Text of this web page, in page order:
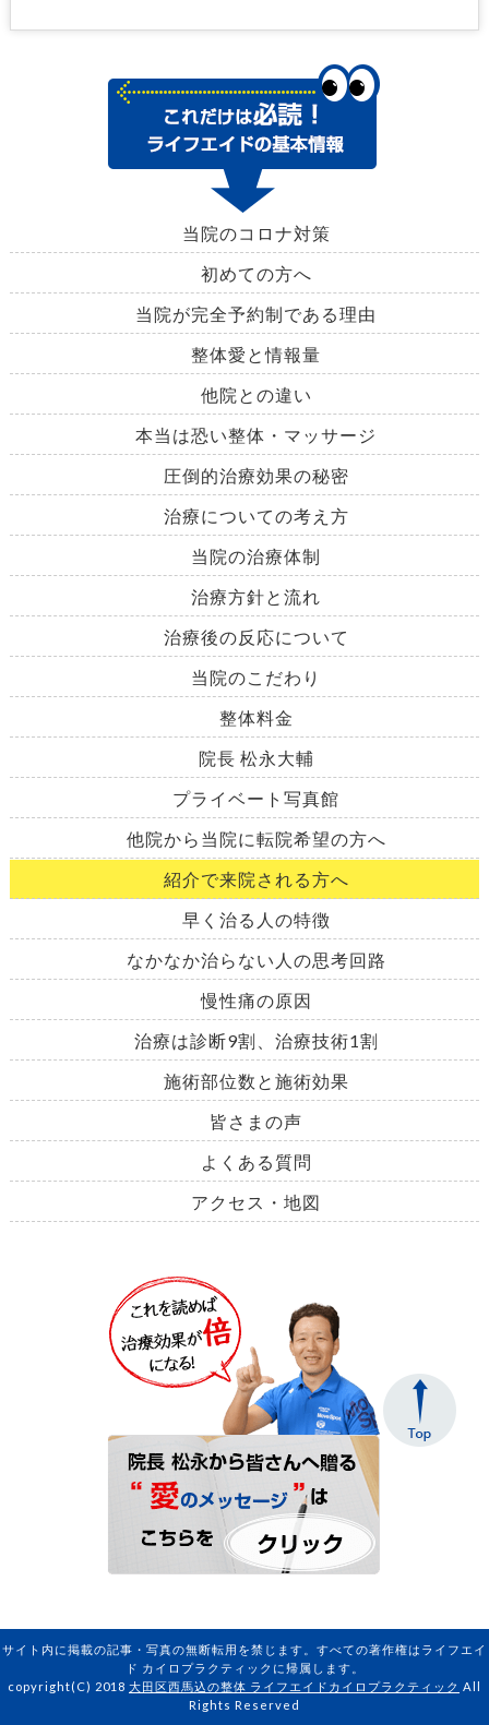
当院のコロナ対策
初めての方へ
当院が完全予約制である理由
整体愛と情報量
他院との違い
本当は恐い整体・マッサージ
圧倒的治療効果の秘密
治療についての考え方
当院の治療体制
治療方針と流れ
治療後の反応について
当院のこだわり
整体料金
院長 松永大輔
プライベート写真館
他院から当院に転院希望の方へ
紹介で来院される方へ
早く治る人の特徴
なかなか治らない人の思考回路
慢性痛の原因
治療は診断9割、治療技術1割
施術部位数と施術効果
皆さまの声
よくある質問
アクセス・地図
サイト内に掲載の記事・写真の無断転用を禁じます。すべての著作権はライフエイ
ド カイロプラクティックに帰属します。
copyright(C) 2018 大田区西馬込の整体 ライフエイドカイロプラクティック All
Rights Reserved